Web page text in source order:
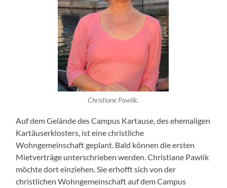
Christiane Pawlik.
Auf dem Gelände des Campus Kartause, des ehemaligen
Kartäuserklosters, ist eine christliche
Wohngemeinschaft geplant. Bald können die ersten
Mietverträge unterschrieben werden. Christiane Pawlik
möchte dort einziehen. Sie erhofft sich von der
christlichen Wohngemeinschaft auf dem Campus